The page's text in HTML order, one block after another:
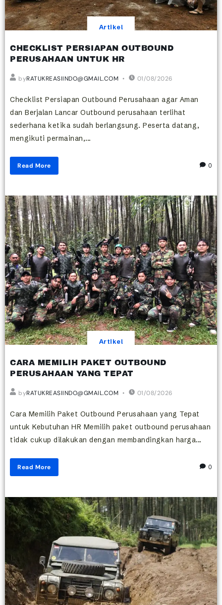
Artikel
CHECKLIST PERSIAPAN OUTBOUND
PERUSAHAAN UNTUK HR
byRATUKREASIINDO@GMAIL.COM 01/08/2026
Checklist Persiapan Outbound Perusahaan agar Aman
dan Berjalan Lancar Outbound perusahaan terlihat
sederhana ketika sudah berlangsung. Peserta datang,
mengikuti permainan,...
Read More 0
Artikel
CARA MEMILIH PAKET OUTBOUND
PERUSAHAAN YANG TEPAT
byRATUKREASIINDO@GMAIL.COM 01/08/2026
Cara Memilih Paket Outbound Perusahaan yang Tepat
untuk Kebutuhan HR Memilih paket outbound perusahaan
tidak cukup dilakukan dengan membandingkan harga...
Read More 0